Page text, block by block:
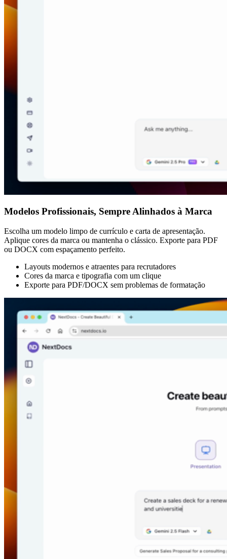
Modelos Profissionais, Sempre Alinhados à Marca
Escolha um modelo limpo de currículo e carta de apresentação.
Aplique cores da marca ou mantenha o clássico. Exporte para PDF
ou DOCX com espaçamento perfeito.
Layouts modernos e atraentes para recrutadores
Cores da marca e tipografia com um clique
Exporte para PDF/DOCX sem problemas de formatação